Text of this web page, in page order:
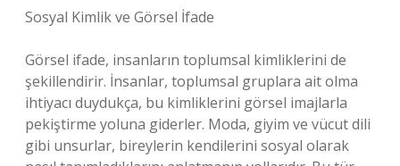
Sosyal Kimlik ve Görsel İfade
Görsel ifade, insanların toplumsal kimliklerini de
şekillendirir. İnsanlar, toplumsal gruplara ait olma
ihtiyacı duydukça, bu kimliklerini görsel imajlarla
pekiştirme yoluna giderler. Moda, giyim ve vücut dili
gibi unsurlar, bireylerin kendilerini sosyal olarak